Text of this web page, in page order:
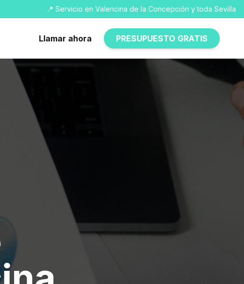
📍 Servicio en Valencina de la Concepción y toda Sevilla
Llamar ahora PRESUPUESTO GRATIS